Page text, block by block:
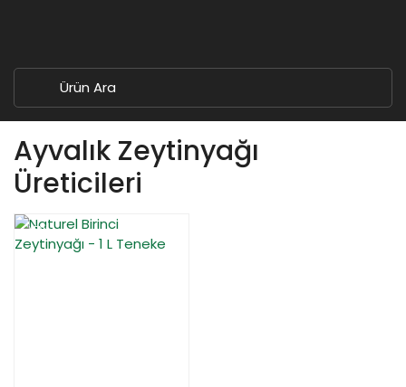
Ayvalık Zeytinyağı
Üreticileri
YENİ